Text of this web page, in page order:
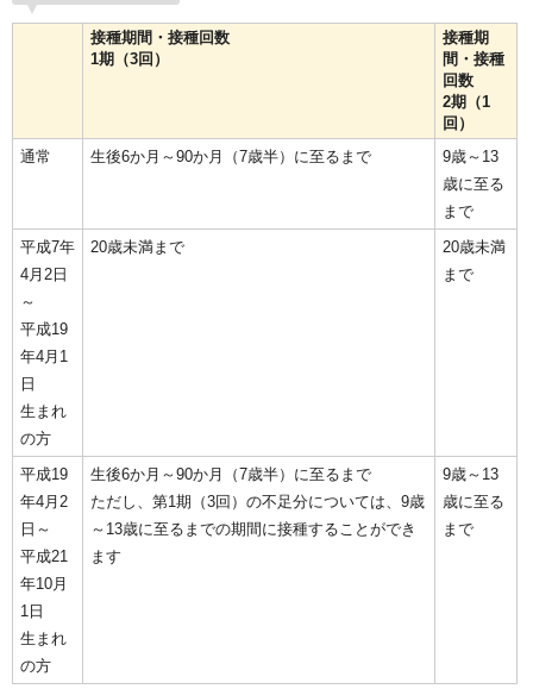
接種期間・接種回数
1期（3回）
接種期
間・接種
回数
2期（1
回）
通常
生後6か月～90か月（7歳半）に至るまで
9歳～13
歳に至る
まで
平成7年
4月2日
～
平成19
年4月1
日
生まれ
の方
20歳未満まで
20歳未満
まで
平成19
年4月2
日～
平成21
年10月
1日
生まれ
の方
生後6か月～90か月（7歳半）に至るまで
ただし、第1期（3回）の不足分については、9歳
～13歳に至るまでの期間に接種することができ
ます
9歳～13
歳に至る
まで